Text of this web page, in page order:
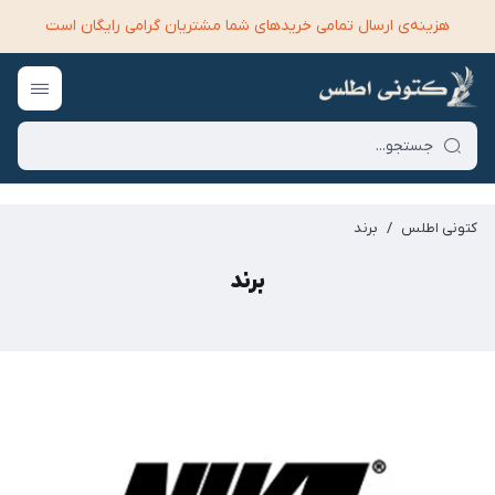
هزینه‌ی ارسال تمامی خرید‌های شما مشتریان گرامی رایگان است
کتونی اطلس / برند
برند